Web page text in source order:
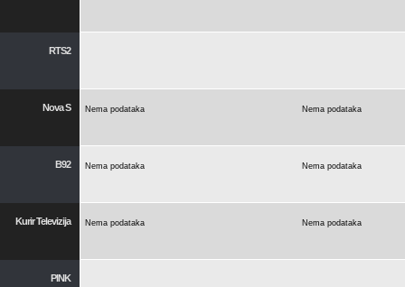
RTS2
Nova S
B92
Kurir Televizija
PINK
Nema podataka Nema podataka
Nema podataka Nema podataka
Nema podataka Nema podataka